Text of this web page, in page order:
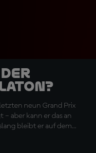
neun Grand Prix
aber kann er das an
bleibt er auf dem